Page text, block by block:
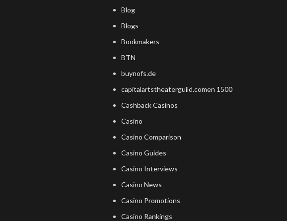
Blog
Blogs
Bookmakers
BTN
buynofs.de
capitalartstheaterguild.comen 1500
Cashback Casinos
Casino
Casino Comparison
Casino Guides
Casino Interviews
Casino News
Casino Promotions
Casino Rankings